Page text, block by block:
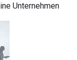
Unternehmen